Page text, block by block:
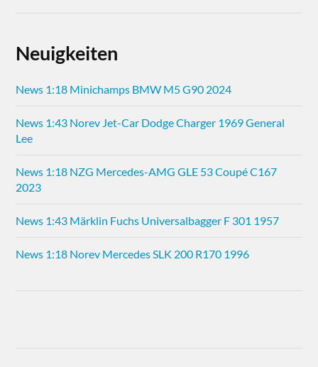
Neuigkeiten
News 1:18 Minichamps BMW M5 G90 2024
News 1:43 Norev Jet-Car Dodge Charger 1969 General
Lee
News 1:18 NZG Mercedes-AMG GLE 53 Coupé C167
2023
News 1:43 Märklin Fuchs Universalbagger F 301 1957
News 1:18 Norev Mercedes SLK 200 R170 1996